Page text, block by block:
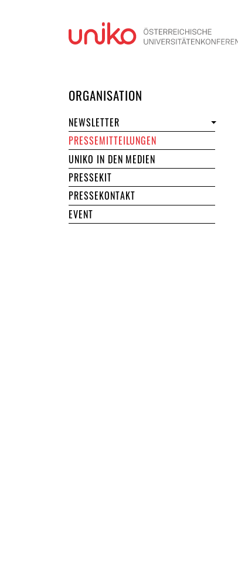
ORGANISATION
NEWSLETTER
PRESSEMITTEILUNGEN
UNIKO IN DEN MEDIEN
PRESSEKIT
PRESSEKONTAKT
EVENT